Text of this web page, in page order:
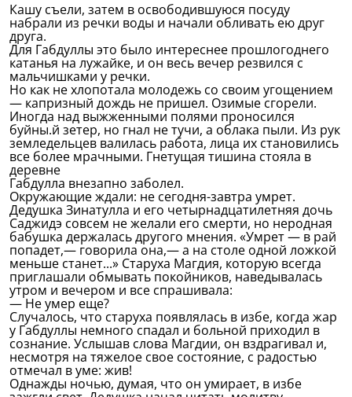
Кашу съели, затем в освободившуюся посуду
набрали из речки воды и начали обливать ею друг
друга.
Для Габдуллы это было интереснее прошлогоднего
катанья на лужайке, и он весь вечер резвился с
мальчишками у речки.
Но как не хлопотала молодежь со своим угощением
— капризный дождь не пришел. Озимые сгорели.
Иногда над выжженными полями проносился
буйны.й зетер, но гнал не тучи, а облака пыли. Из рук
земледельцев валилась работа, лица их становились
все более мрачными. Гнетущая тишина стояла в
деревне
Габдулла внезапно заболел.
Окружающие ждали: не сегодня-завтра умрет.
Дедушка Зинатулла и его четырнадцатилетняя дочь
Саджидэ совсем не желали его смерти, но неродная
бабушка держалась другого мнения. «Умрет — в рай
попадет,— говорила она,— а на столе одной ложкой
меньше станет...» Старуха Магдия, которую всегда
приглашали обмывать покойников, наведывалась
утром и вечером и все спрашивала:
— Не умер еще?
Случалось, что старуха появлялась в избе, когда жар
у Габдуллы немного спадал и больной приходил в
сознание. Услышав слова Магдии, он вздрагивал и,
несмотря на тяжелое свое состояние, с радостью
отмечал в уме: жив!
Однажды ночью, думая, что он умирает, в избе